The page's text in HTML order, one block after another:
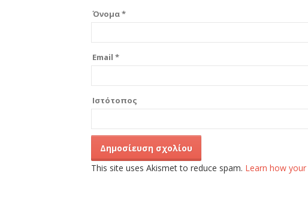
Όνομα*
Email *
Ιστότοπος
This site uses Akismet to reduce spam. Learn how